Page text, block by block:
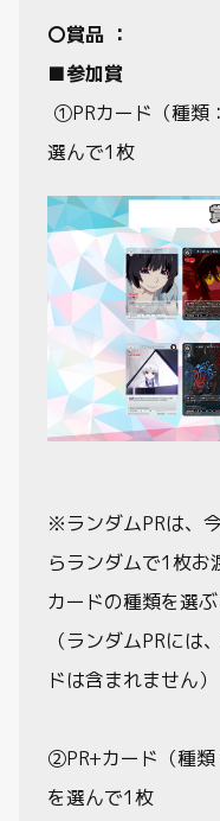
〇賞品 ：
■参加賞
①PRカード（種類
選んで1枚
※ランダムPRは、
らランダムで1枚お
カードの種類を選
（ランダムPRには
ドは含まれません）
②PR+カード（種類
を選んで1枚